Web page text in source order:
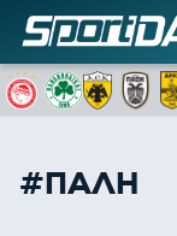
#ΠΑΛΗ